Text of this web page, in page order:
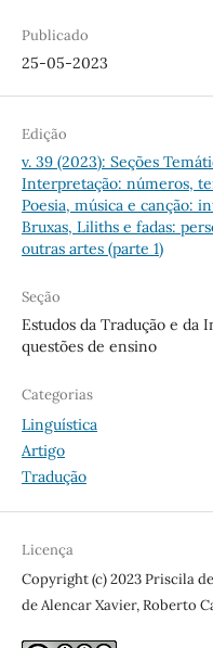
Publicado
25-05-2023
Edição
v. 39 (2023): Seções
Interpretação: números,
Poesia, música e canção:
Bruxas, Liliths e fadas:
outras artes (parte 1)
Seção
Estudos da Tradução e da
questões de ensino
Categorias
Linguística
Artigo
Tradução
Licença
Copyright (c) 2023 Priscila
de Alencar Xavier, Roberto